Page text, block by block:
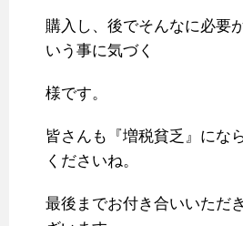
購入し、後でそんなに必要
いう事に気づく
様です。
皆さんも『増税貧乏』にな
くださいね。
最後までお付き合いいただ